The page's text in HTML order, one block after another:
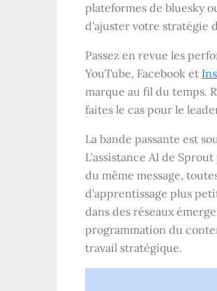
plateformes de bluesky
d'ajuster votre stratégie
Passez en revue les
YouTube, Facebook et
marque au fil du temps.
faites le cas pour le
La bande passante est
L'assistance AI de
du même message,
d'apprentissage plus
dans des réseaux
programmation du
travail stratégique.